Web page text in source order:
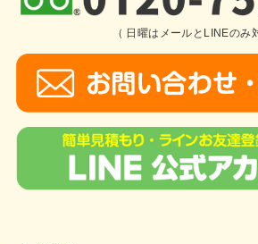
（ 日曜はメールとLINEのみ